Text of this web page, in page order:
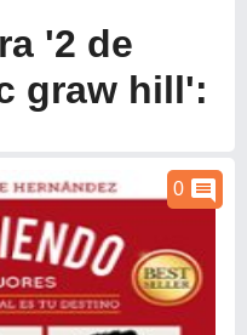
'2 de
graw hill':
0 comment